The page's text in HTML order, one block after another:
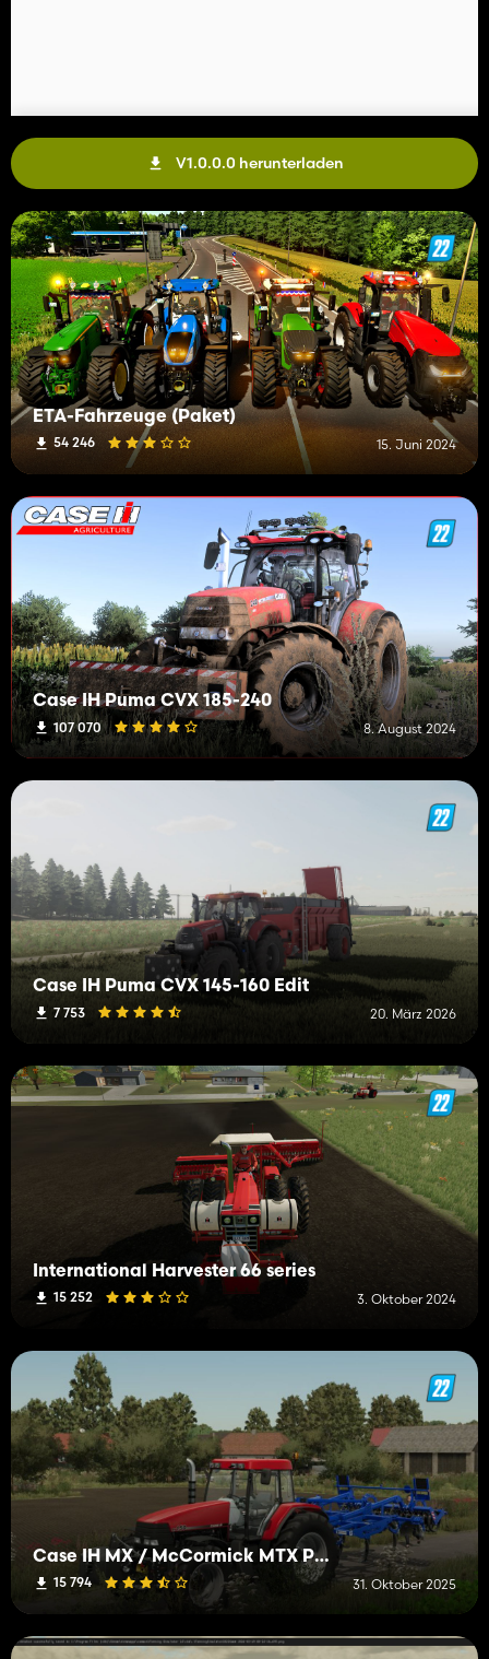
V1.0.0.0 herunterladen
ETA-Fahrzeuge (Paket)
54 246 15. Juni 2024
Case IH Puma CVX 185-240
107 070 8. August 2024
Case IH Puma CVX 145-160 Edit
7 753 20. März 2026
International Harvester 66 series
15 252 3. Oktober 2024
Case IH MX / McCormick MTX Pack
15 794 31. Oktober 2025